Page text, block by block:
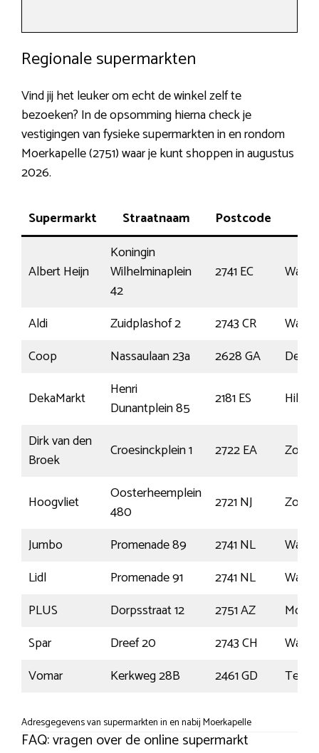
Regionale supermarkten
Vind jij het leuker om echt de winkel zelf te
bezoeken? In de opsomming hierna check je
vestigingen van fysieke supermarkten in en rondom
Moerkapelle (2751) waar je kunt shoppen in augustus
2026.
Supermarkt Straatnaam Postcode
Albert Heijn
Koningin
Wilhelminaplein
42
2741 EC
Aldi Zuidplashof 2 2743 CR
Coop
Nassaulaan 23a 2628 GA
Delft
DekaMarkt
Henri
Dunantplein 85
2181 ES
Dirk van den
Broek
Croesinckplein 1 2722 EA
Hoogvliet
Oosterheemplein
480
2721 NJ
Jumbo
Promenade 89 2741 NL
Lidl
Promenade 91 2741 NL
PLUS
Dorpsstraat 12 2751 AZ
Spar
Dreef 20 2743 CH
Vomar
Kerkweg 28B 2461 GD Ter
Adresgegevens van supermarkten in en nabij Moerkapelle
FAQ: vragen over de online supermarkt